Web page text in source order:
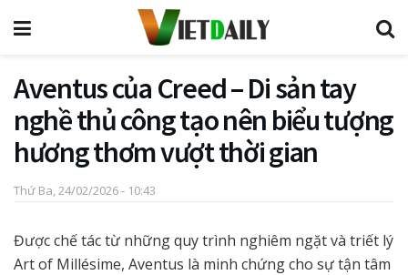
Aventus của Creed – Di sản tay
nghề thủ công tạo nên biểu tượng
hương thơm vượt thời gian
Thứ Ba, 24/02/2026 - 10:43
Được chế tác từ những quy trình nghiêm ngặt và triết lý
Art of Millésime, Aventus là minh chứng cho sự tận tâm